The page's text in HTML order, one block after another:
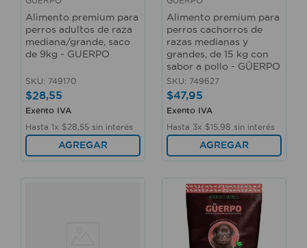
Alimento premium para
perros adultos de raza
mediana/grande, saco
de 9kg - GUERPO
SKU: 749170
$28,55
Exento IVA
Hasta 1x $28 55 sin interés
AGREGAR
Alimento premium para
perros cachorros de
razas medianas y
grandes, de 15 kg con
sabor a pollo - GÜERPO
SKU: 749627
$47,95
Exento IVA
Hasta 3x $15 98 sin interés
AGREGAR